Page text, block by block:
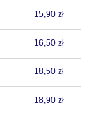
15,90 zł
16,50 zł
18,50 zł
18,90 zł